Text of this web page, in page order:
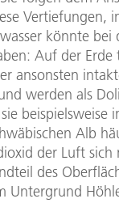
Vertiefungen,
könnte bei
Auf der Erde
ansonsten
werden als
beispielsweise
Alb
der Luft sich
des
Untergrund